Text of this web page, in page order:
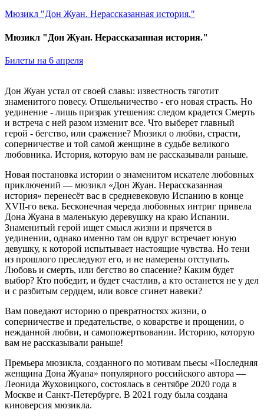
Мюзикл "Дон Жуан. Нерассказанная история."
Мюзикл "Дон Жуан. Нерассказанная история."
Билеты на 6 апреля
Дон Жуан устал от своей славы: известность тяготит
знаменитого повесу. Отшельничество - его новая страсть. Но
уединение - лишь призрак утешения: следом крадется Смерть
и встреча с ней разом изменит все. Что выберет главный
герой - бегство, или сражение? Мюзикл о любви, страсти,
соперничестве и той самой женщине в судьбе великого
любовника. История, которую вам не рассказывали раньше.
Новая постановка истории о знаменитом искателе любовных
приключений — мюзикл «Дон Жуан. Нерассказанная
история» перенесёт вас в средневековую Испанию в конце
XVII-го века. Бесконечная череда любовных интриг привела
Дона Жуана в маленькую деревушку на краю Испании.
Знаменитый герой ищет смысл жизни и прячется в
уединении, однако именно там он вдруг встречает юную
девушку, к которой испытывает настоящие чувства. Но тени
из прошлого преследуют его, и не намерены отступать.
Любовь и смерть, или бегство во спасение? Каким будет
выбор? Кто победит, и будет счастлив, а кто останется не у дел
и с разбитым сердцем, или вовсе сгинет навеки?
Вам поведают историю о превратностях жизни, о
соперничестве и предательстве, о коварстве и прощении, о
нежданной любви, и самопожертвовании. Историю, которую
вам не рассказывали раньше!
Премьера мюзикла, созданного по мотивам пьесы «Последняя
женщина Дона Жуана» популярного российского автора —
Леонида Жуховицкого, состоялась в сентябре 2020 года в
Москве и Санкт-Петербурге. В 2021 году была создана
киноверсия мюзикла.